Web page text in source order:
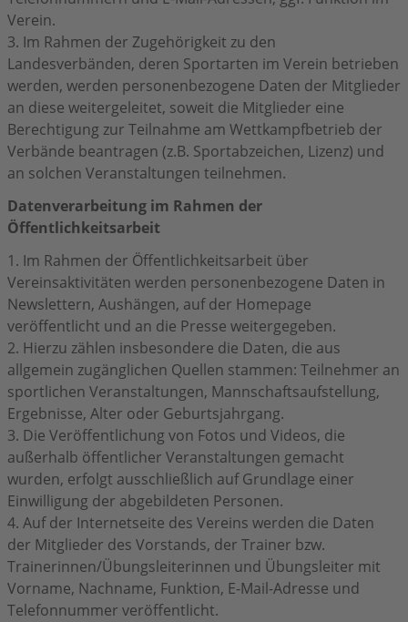
Verein.
3. Im Rahmen der Zugehörigkeit zu den
Landesverbänden, deren Sportarten im Verein betrieben
werden, werden personenbezogene Daten der Mitglieder
an diese weitergeleitet, soweit die Mitglieder eine
Berechtigung zur Teilnahme am Wettkampfbetrieb der
Verbände beantragen (z.B. Sportabzeichen, Lizenz) und
an solchen Veranstaltungen teilnehmen.
Datenverarbeitung im Rahmen der
Öffentlichkeitsarbeit
1. Im Rahmen der Öffentlichkeitsarbeit über
Vereinsaktivitäten werden personenbezogene Daten in
Newslettern, Aushängen, auf der Homepage
veröffentlicht und an die Presse weitergegeben.
2. Hierzu zählen insbesondere die Daten, die aus
allgemein zugänglichen Quellen stammen: Teilnehmer an
sportlichen Veranstaltungen, Mannschaftsaufstellung,
Ergebnisse, Alter oder Geburtsjahrgang.
3. Die Veröffentlichung von Fotos und Videos, die
außerhalb öffentlicher Veranstaltungen gemacht
wurden, erfolgt ausschließlich auf Grundlage einer
Einwilligung der abgebildeten Personen.
4. Auf der Internetseite des Vereins werden die Daten
der Mitglieder des Vorstands, der Trainer bzw.
Trainerinnen/Übungsleiterinnen und Übungsleiter mit
Vorname, Nachname, Funktion, E-Mail-Adresse und
Telefonnummer veröffentlicht.